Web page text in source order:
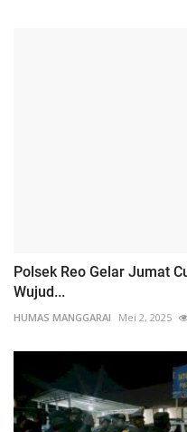
Polsek Reo Gelar Jumat
Wujud...
HUMAS MANGGARAI Mei 2, 2025